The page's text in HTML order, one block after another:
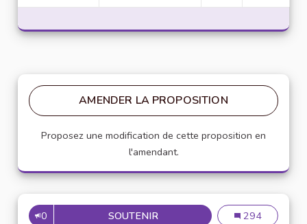
AMENDER LA PROPOSITION
Proposez une modification de cette proposition en
l'amendant.
0 SOUTENIRMISE EN PLACE DEMise en place
294